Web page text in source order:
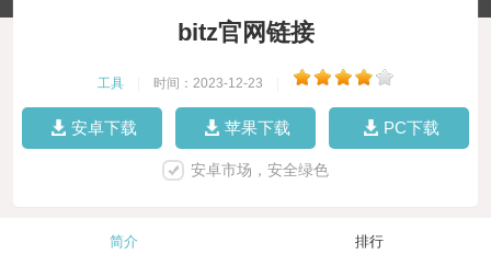
bitz官网链接
工具 时间：2023-12-23
安卓下载 苹果下载 PC下载
安卓市场，安全绿色
简介 排行